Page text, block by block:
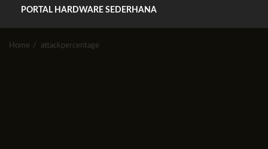
PORTAL HARDWARE SEDERHANA
Home attackpercentage